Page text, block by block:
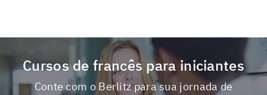
Cursos de francês para iniciantes
Conte com o Berlitz para sua jornada de